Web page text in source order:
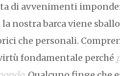
di avvenimenti
nostra barca viene
che personali.
fondamentale perché